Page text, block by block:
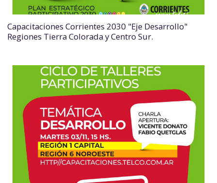
Capacitaciones Corrientes 2030 "Eje Desarrollo"
Regiones Tierra Colorada y Centro Sur.